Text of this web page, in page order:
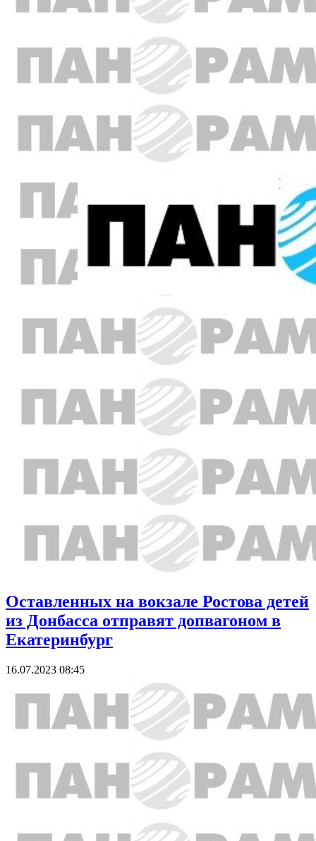
Оставленных на вокзале Ростова детей
из Донбасса отправят допвагоном в
Екатеринбург
16.07.2023 08:45